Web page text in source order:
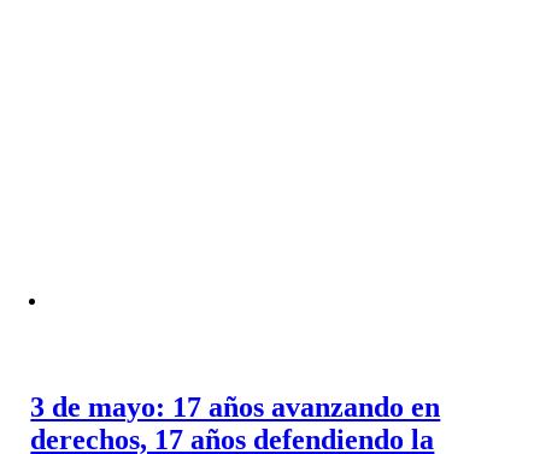
3 de mayo: 17 años avanzando en
derechos, 17 años defendiendo la